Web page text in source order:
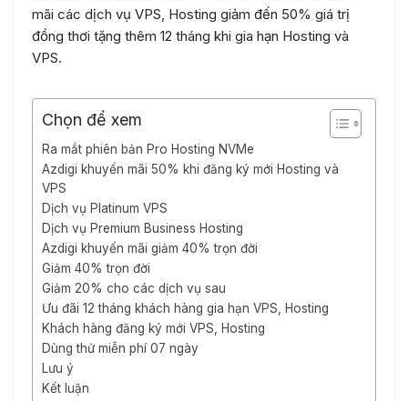
mãi các dịch vụ VPS, Hosting giảm đến 50% giá trị
đồng thơi tặng thêm 12 tháng khi gia hạn Hosting và
VPS.
Chọn để xem
Ra mắt phiên bản Pro Hosting NVMe
Azdigi khuyến mãi 50% khi đăng ký mới Hosting và
VPS
Dịch vụ Platinum VPS
Dịch vụ Premium Business Hosting
Azdigi khuyến mãi giảm 40% trọn đời
Giảm 40% trọn đời
Giảm 20% cho các dịch vụ sau
Ưu đãi 12 tháng khách hàng gia hạn VPS, Hosting
Khách hàng đăng ký mới VPS, Hosting
Dùng thử miễn phí 07 ngày
Lưu ý
Kết luận